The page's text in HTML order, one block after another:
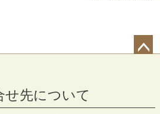
へ
せ先について